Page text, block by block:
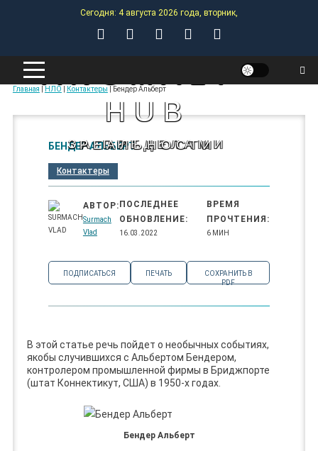
Сегодня: 4 августа 2026 года, вторник,
ANOMALY-
HUB
ЗА ПРЕДЕЛАМИ РЕАЛЬНОСТИ
Главная НЛО Контактеры Бендер Альберт
БЕНДЕР АЛЬБЕРТ
Контактеры
АВТОР:
Surmach
Vlad
ПОСЛЕДНЕЕ
ОБНОВЛЕНИЕ:
16.03.2022
ВРЕМЯ
ПРОЧТЕНИЯ:
6 МИН
ПОДПИСАТЬСЯ ПЕЧАТЬ
СОХРАНИТЬ В
PDF
В этой статье речь пойдет о необычных событиях,
якобы случившихся с Альбертом Бендером,
контролером промышленной фирмы в Бриджпорте
(штат Коннектикут, США) в 1950-х годах.
Бендер Альберт